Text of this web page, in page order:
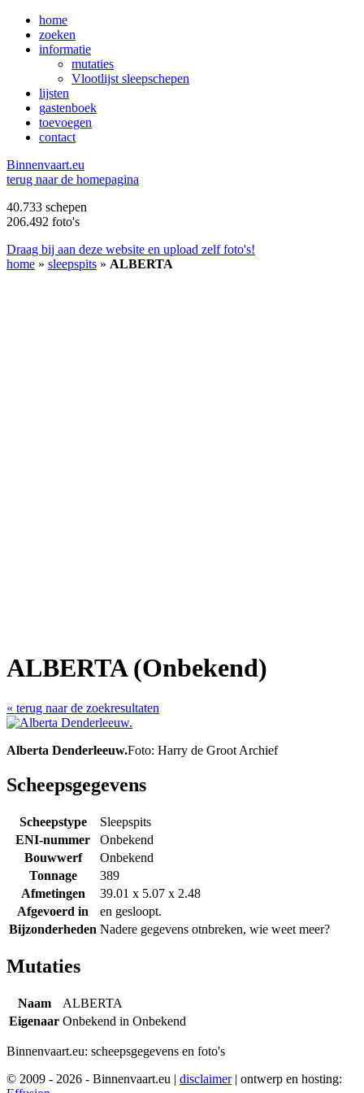
home
zoeken
informatie
mutaties
Vlootlijst sleepschepen
lijsten
gastenboek
toevoegen
contact
Binnenvaart.eu
terug naar de homepagina
40.733 schepen
206.492 foto's
Draag bij aan deze website en upload zelf foto's!
home » sleepspits » ALBERTA
ALBERTA (Onbekend)
« terug naar de zoekresultaten
Alberta Denderleeuw.Foto: Harry de Groot Archief
Scheepsgegevens
Scheepstype
Sleepspits
ENI-nummer
Onbekend
Bouwwerf
Onbekend
Tonnage
389
Afmetingen
39.01 x 5.07 x 2.48
Afgevoerd in
en gesloopt.
Bijzonderheden Nadere gegevens otnbreken, wie weet meer?
Mutaties
Naam
ALBERTA
Eigenaar Onbekend in Onbekend
Binnenvaart.eu: scheepsgegevens en foto's
© 2009 - 2026 - Binnenvaart.eu | disclaimer | ontwerp en hosting: